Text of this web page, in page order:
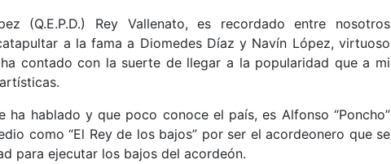
(Q.E.P.D.) Rey Vallenato, es recordado entre nosotros
a la fama a Diomedes Díaz y Navín López, virtuoso
contado con la suerte de llegar a la popularidad que a mi
hablado y que poco conoce el país, es Alfonso “Poncho”
como “El Rey de los bajos” por ser el acordeonero que se
para ejecutar los bajos del acordeón.